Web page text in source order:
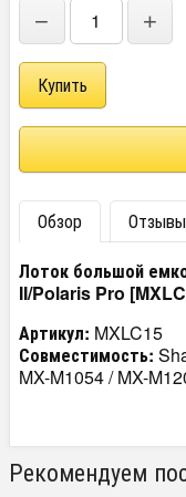
− +
Обзор
Лоток большой
II/Polaris Pro
Артикул: MXLC15
Совместимость:
MX-M1054 / MX-
Рекомендуем